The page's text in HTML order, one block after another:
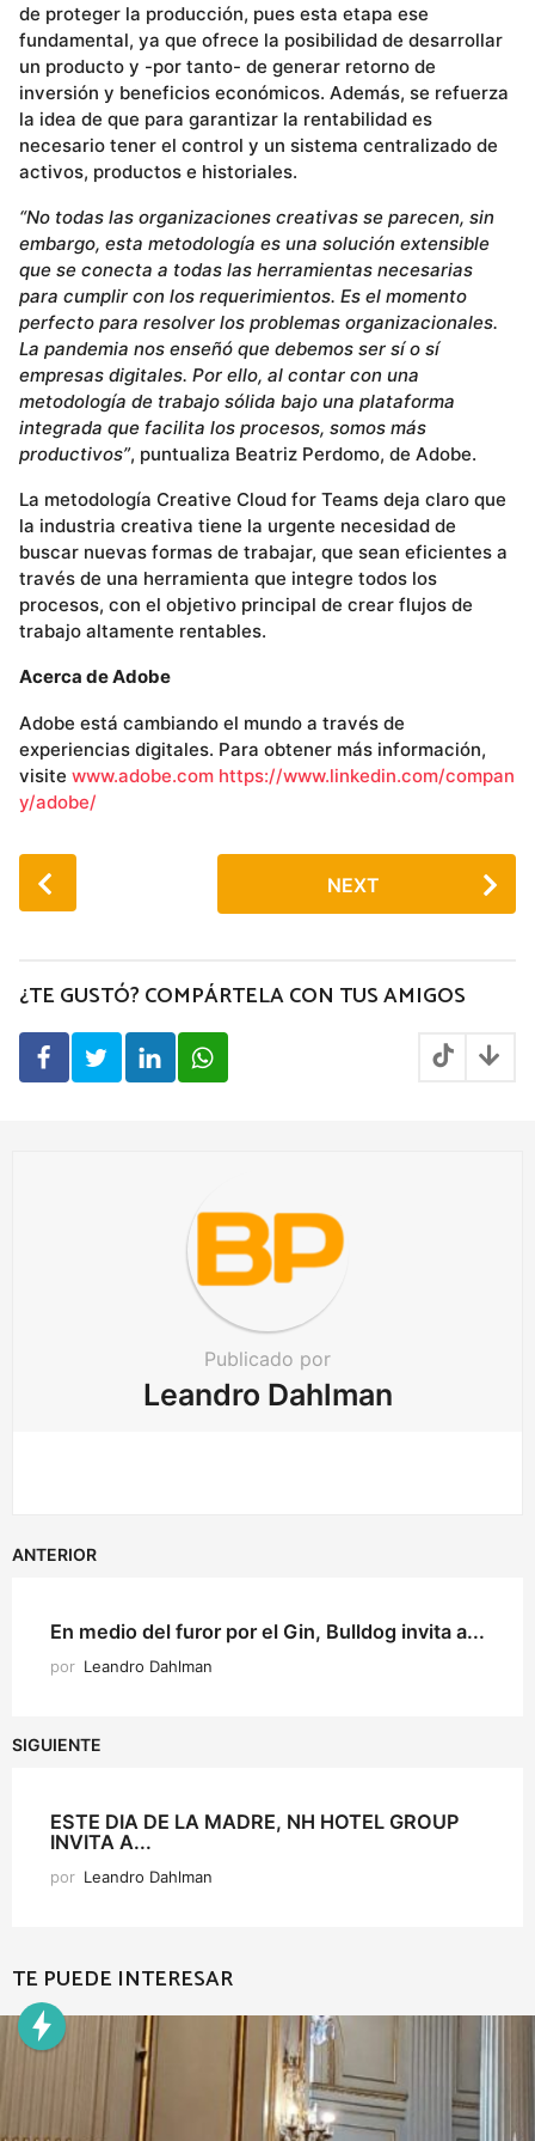
de proteger la producción, pues esta etapa ese
fundamental, ya que ofrece la posibilidad de desarrollar
un producto y -por tanto- de generar retorno de
inversión y beneficios económicos. Además, se refuerza
la idea de que para garantizar la rentabilidad es
necesario tener el control y un sistema centralizado de
activos, productos e historiales.
“No todas las organizaciones creativas se parecen, sin
embargo, esta metodología es una solución extensible
que se conecta a todas las herramientas necesarias
para cumplir con los requerimientos. Es el momento
perfecto para resolver los problemas organizacionales.
La pandemia nos enseñó que debemos ser sí o sí
empresas digitales. Por ello, al contar con una
metodología de trabajo sólida bajo una plataforma
integrada que facilita los procesos, somos más
productivos”, puntualiza Beatriz Perdomo, de Adobe.
La metodología Creative Cloud for Teams deja claro que
la industria creativa tiene la urgente necesidad de
buscar nuevas formas de trabajar, que sean eficientes a
través de una herramienta que integre todos los
procesos, con el objetivo principal de crear flujos de
trabajo altamente rentables.
Acerca de Adobe
Adobe está cambiando el mundo a través de
experiencias digitales. Para obtener más información,
visite www.adobe.com https://www.linkedin.com/compan
y/adobe/
P
o
P
a
i
NEXT
¿TE GUSTÓ? COMPÁRTELA CON TUS AMIGOS
Publicado por
Leandro Dahlman
ANTERIOR
En medio del furor por el Gin, Bulldog invita a...
por Leandro Dahlman
SIGUIENTE
ESTE DIA DE LA MADRE, NH HOTEL GROUP
INVITA A...
por Leandro Dahlman
TE PUEDE INTERESAR